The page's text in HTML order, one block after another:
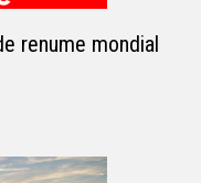
renume mondial